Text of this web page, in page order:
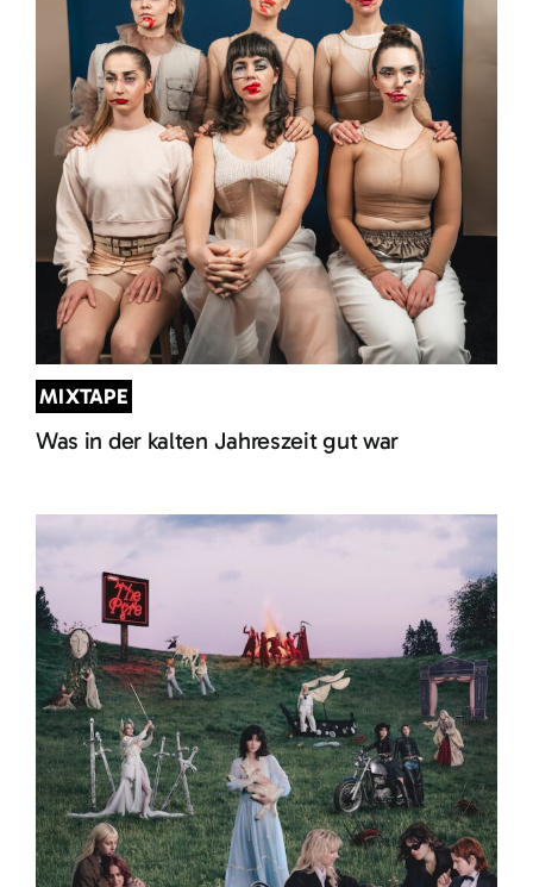
MIXTAPE
Was in der kalten Jahreszeit gut war